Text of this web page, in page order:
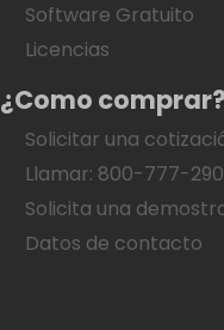
Software Gratuito
Licencias
¿Como comprar?
Solicitar una
Llamar: 800-777-
Solicita una
Datos de contacto